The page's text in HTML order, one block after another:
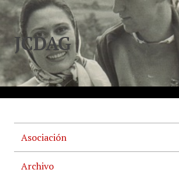
JCDAG
Asociación
Archivo